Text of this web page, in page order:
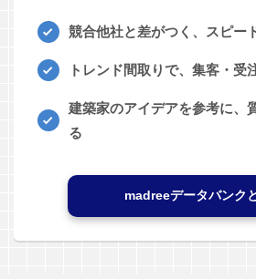
競合他社と差がつく、スピー
トレンド間取りで、集客・受
建築家のアイデアを参考に、
る
madreeデータバンク